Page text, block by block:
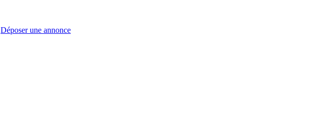
Déposer une annonce